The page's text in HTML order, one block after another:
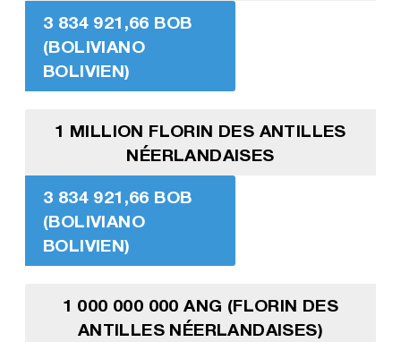
3 834 921,66 BOB
(BOLIVIANO
BOLIVIEN)
1 MILLION FLORIN DES ANTILLES
NÉERLANDAISES
3 834 921,66 BOB
(BOLIVIANO
BOLIVIEN)
1 000 000 000 ANG (FLORIN DES
ANTILLES NÉERLANDAISES)